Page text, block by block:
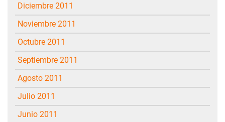
diciembre 2011
noviembre 2011
octubre 2011
septiembre 2011
agosto 2011
julio 2011
junio 2011